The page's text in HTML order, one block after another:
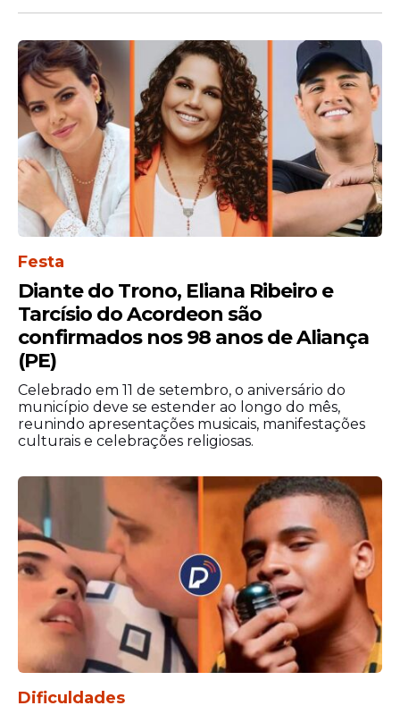
O “Família ao Pé da Cruz” promete se
consolidar como um dos maiores
encontros religiosos do país, capaz de
gerar debates sociais, políticos e espirituais
em diferentes regiões do Brasil.
Confira o Vídeo
View this post on Instagram
Festa
Diante do Trono, Eliana Ribeiro e
Tarcísio do Acordeon são
confirmados nos 98 anos de Aliança
(PE)
Celebrado em 11 de setembro, o aniversário do
município deve se estender ao longo do mês,
reunindo apresentações musicais, manifestações
culturais e celebrações religiosas.
Dificuldades